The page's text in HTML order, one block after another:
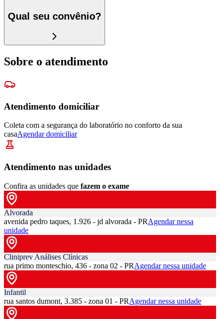
Qual seu convênio?
Sobre o atendimento
Atendimento domiciliar
Coleta com a segurança do laboratório no conforto da sua
casaAgendar domiciliar
Atendimento nas unidades
Confira as unidades que fazem o exame
Alvorada
avenida pedro taques, 1.926 - jd alvorada - PRAgendar nessa
unidade
Cliniprev Análises Clínicas
rua primo monteschio, 436 - zona 02 - PRAgendar nessa unidade
Infantil
rua santos dumont, 3.385 - zona 01 - PRAgendar nessa unidade